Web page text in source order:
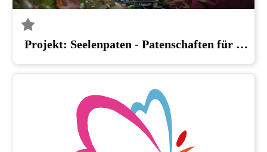
Projekt: Seelenpaten - Patenschaften für Kinder psychisch erkrankter Eltern | Trägerwerk Soziale Dienste in Sachsen-Anhalt GmbH, Halle (Saale)